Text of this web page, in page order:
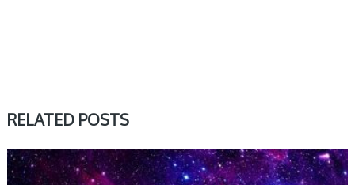
RELATED POSTS
TYGODNIOWY